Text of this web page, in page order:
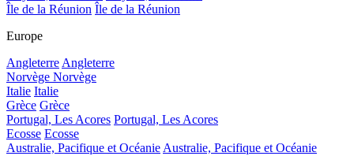
Île de la Réunion Île de la Réunion
Europe
AngleterreAngleterre
Norvège Norvège
Italie Italie
Grèce Grèce
Portugal, Les Acores Portugal, Les Acores
Ecosse Ecosse
Australie, Pacifique et OcéanieAustralie, Pacifique et Océanie